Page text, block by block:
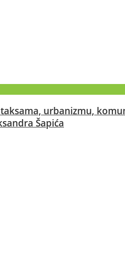
urbanizmu,
Šapića